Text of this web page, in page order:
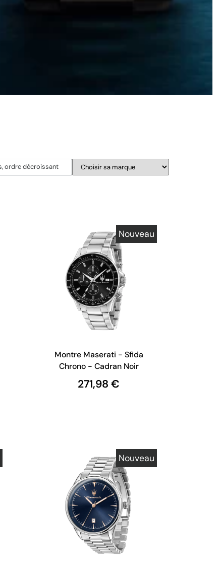
Nouveau
Montre Maserati - Sfida
Chrono - Cadran Noir
271,98 €
Nouveau